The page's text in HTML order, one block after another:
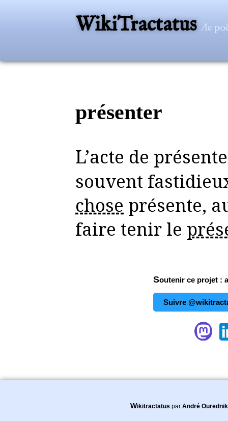
WikiTractatus /le
présenter
L’acte de présenter est un effort
souvent
chose présente,
faire tenir le
Soutenir ce projet :
Suivre
Wikitractatus par André Ourednik